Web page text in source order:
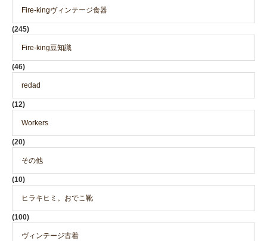
Fire-kingヴィンテージ食器
(245)
Fire-king豆知識
(46)
redad
(12)
Workers
(20)
その他
(10)
ヒラキヒミ。おでこ靴
(100)
ヴィンテージ古着